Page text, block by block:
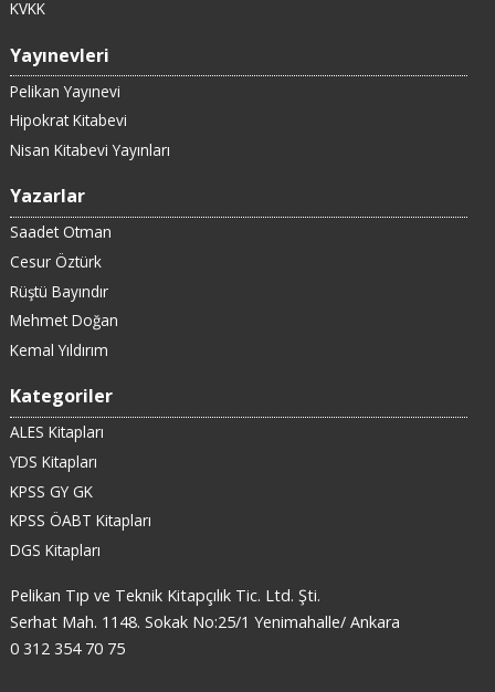
KVKK
Yayınevleri
Pelikan Yayınevi
Hipokrat Kitabevi
Nisan Kitabevi Yayınları
Yazarlar
Saadet Otman
Cesur Öztürk
Rüştü Bayındır
Mehmet Doğan
Kemal Yıldırım
Kategoriler
ALES Kitapları
YDS Kitapları
KPSS GY GK
KPSS ÖABT Kitapları
DGS Kitapları
Pelikan Tıp ve Teknik Kitapçılık Tic. Ltd. Şti.
Serhat Mah. 1148. Sokak No:25/1 Yenimahalle/ Ankara
0 312 354 70 75